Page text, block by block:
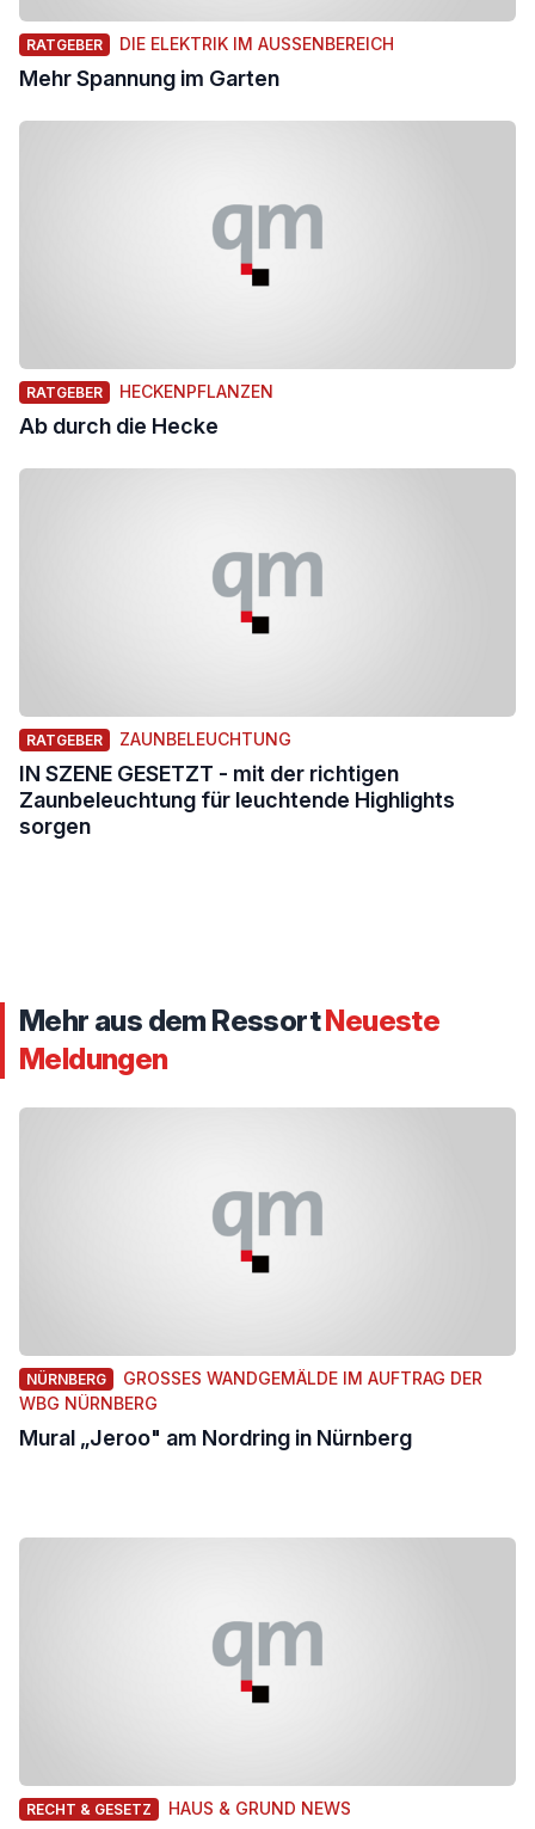
RATGEBER DIE ELEKTRIK IM AUSSENBEREICH
Mehr Spannung im Garten
RATGEBER HECKENPFLANZEN
Ab durch die Hecke
RATGEBER ZAUNBELEUCHTUNG
IN SZENE GESETZT - mit der richtigen
Zaunbeleuchtung für leuchtende Highlights
sorgen
Mehr aus dem RessortNeueste
Meldungen
NÜRNBERG
GROSSES WANDGEMÄLDE IM AUFTRAG DER W
BG NÜRNBERG
Mural „Jeroo" am Nordring in Nürnberg
RECHT & GESETZ HAUS & GRUND NEWS